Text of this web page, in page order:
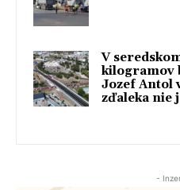
V
kilogramov
Jozef Antol
zďaleka nie
-